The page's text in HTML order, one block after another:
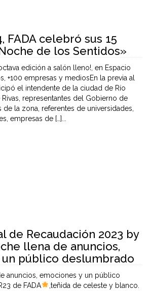
FADA celebró sus 15
de los Sentidos»
edición a salón lleno!, en Espacio
+100 empresas y mediosEn la previa al
el intendente de la ciudad de Río
representantes del Gobierno de
la zona, referentes de universidades,
empresas de […]...
de Recaudación 2023 by
llena de anuncios,
público deslumbrado
anuncios, emociones y un público
de FADA
,teñida de celeste y blanco.